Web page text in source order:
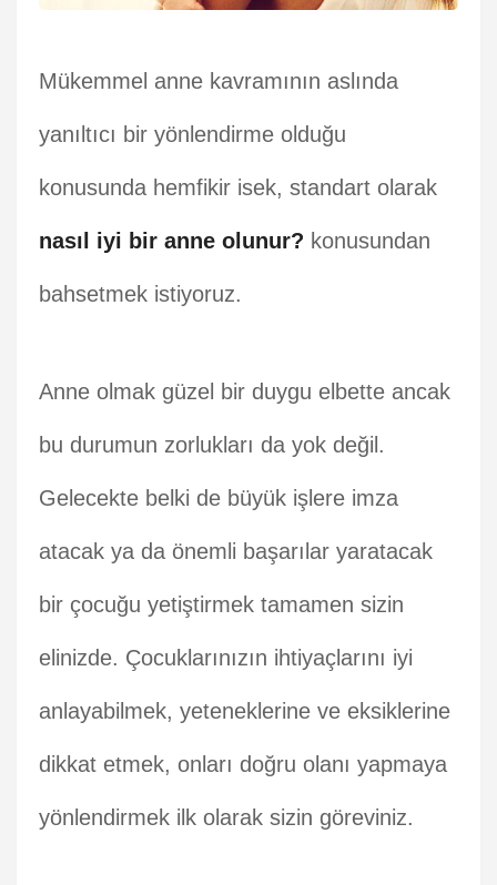
Mükemmel anne kavramının aslında
yanıltıcı bir yönlendirme olduğu
konusunda hemfikir isek, standart olarak
nasıl iyi bir anne olunur? konusundan
bahsetmek istiyoruz.
Anne olmak güzel bir duygu elbette ancak
bu durumun zorlukları da yok değil.
Gelecekte belki de büyük işlere imza
atacak ya da önemli başarılar yaratacak
bir çocuğu yetiştirmek tamamen sizin
elinizde. Çocuklarınızın ihtiyaçlarını iyi
anlayabilmek, yeteneklerine ve eksiklerine
dikkat etmek, onları doğru olanı yapmaya
yönlendirmek ilk olarak sizin göreviniz.